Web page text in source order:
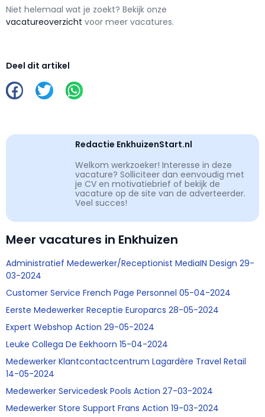
Niet helemaal wat je zoekt? Bekijk onze
vacatureoverzicht voor meer vacatures.
Deel dit artikel
Redactie EnkhuizenStart.nl
Welkom werkzoeker! Interesse in deze
vacature? Solliciteer dan eenvoudig met
je CV en motivatiebrief of bekijk de
vacature op de site van de adverteerder.
Veel succes!
Meer vacatures in Enkhuizen
Administratief Medewerker/Receptionist MediaIN Design 29-
03-2024
Customer Service French Page Personnel 05-04-2024
Eerste Medewerker Receptie Europarcs 28-05-2024
Expert Webshop Action 29-05-2024
Leuke Collega De Eekhoorn 15-04-2024
Medewerker Klantcontactcentrum Lagardère Travel Retail
14-05-2024
Medewerker Servicedesk Pools Action 27-03-2024
Medewerker Store Support Frans Action 19-03-2024